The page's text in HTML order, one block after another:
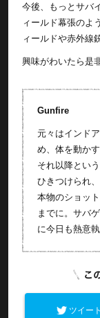
今後、もっとサバ
ィールド幕張のよ
ィールドや赤外線
興味がわいたら是
Gunfire
元々はインド
め、体を動か
それ以降とい
ひきつけられ
本物のショッ
までに。サバ
に今日も熱意執
ツイー